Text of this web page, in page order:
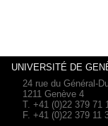
UNIVERSITÉ DE
24 rue du Général-
1211 Genève 4
T. +41 (0)22 379 71
F. +41 (0)22 379 11